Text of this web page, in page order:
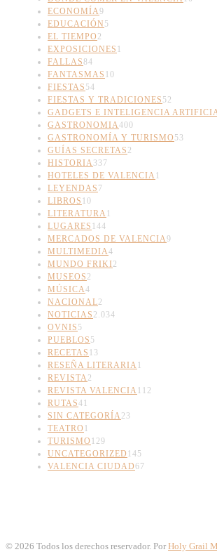
ECONOMÍA9
EDUCACIÓN 5
EL TIEMPO 2
EXPOSICIONES 1
FALLAS84
FANTASMAS 10
FIESTAS 54
FIESTAS Y TRADICIONES 52
GADGETS E INTELIGENCIA
GASTRONOMIA400
GASTRONOMÍA Y TURISMO 53
GUÍAS SECRETAS 2
HISTORIA337
HOTELES DE VALENCIA1
LEYENDAS 7
LIBROS 10
LITERATURA1
LUGARES 144
MERCADOS DE VALENCIA9
MULTIMEDIA4
MUNDO FRIKI2
MUSEOS 2
MÚSICA4
NACIONAL2
NOTICIAS 2.034
OVNIS 5
PUEBLOS 5
RECETAS 13
RESEÑA LITERARIA1
REVISTA2
REVISTA VALENCIA112
RUTAS41
SIN CATEGORÍA23
TEATRO 1
TURISMO 129
UNCATEGORIZED 145
VALENCIA CIUDAD67
© 2026 Todos los derechos reservador. Por Holy Grail